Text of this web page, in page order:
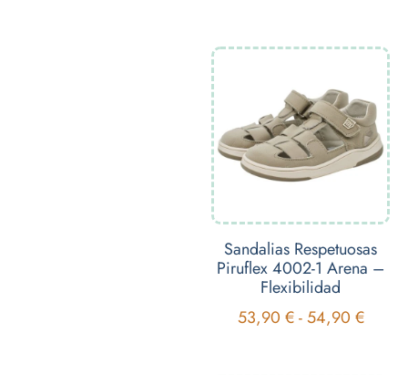
Sandalias Respetuosas
Piruflex 4002-1 Arena –
Flexibilidad
53,90 € - 54,90 €